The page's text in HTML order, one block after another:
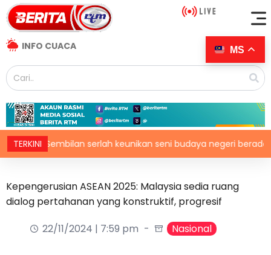
INFO CUACA
TERKINI
N.Sembilan serlah keunikan seni budaya negeri beradat
Kepengerusian ASEAN 2025: Malaysia sedia ruang
dialog pertahanan yang konstruktif, progresif
22/11/2024 | 7:59 pm
Nasional
MS